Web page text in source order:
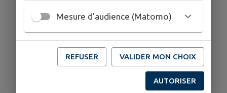
Mesure d'audience (Matomo)
REFUSER VALIDER MON CHOIX
AUTORISER